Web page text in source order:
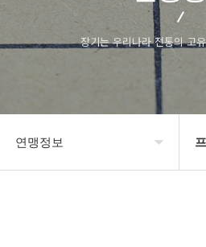
장기는 우리나라 전통의 고
연맹정보